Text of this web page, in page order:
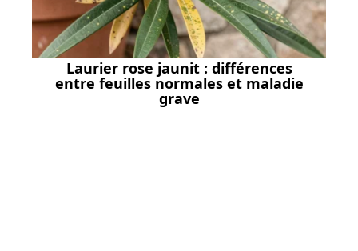
Laurier rose jaunit : différences
entre feuilles normales et maladie
grave